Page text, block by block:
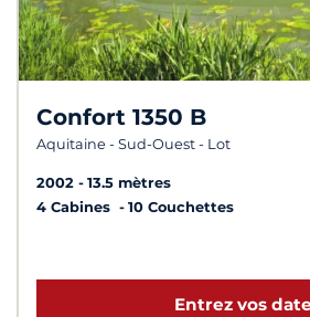
Confort 1350 B
Aquitaine - Sud-Ouest - Lot
2002
13.5 mètres
4 Cabines
10 Couchettes
Entrez vos